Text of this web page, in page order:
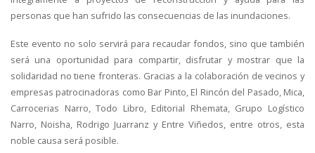
personas que han sufrido las consecuencias de las inundaciones.
Este evento no solo servirá para recaudar fondos, sino que también
será una oportunidad para compartir, disfrutar y mostrar que la
solidaridad no tiene fronteras. Gracias a la colaboración de vecinos y
empresas patrocinadoras como Bar Pinto, El Rincón del Pasado, Mica,
Carrocerias Narro, Todo Libro, Editorial Rhemata, Grupo Logístico
Narro, Noisha, Rodrigo Juarranz y Entre Viñedos, entre otros, esta
noble causa será posible.